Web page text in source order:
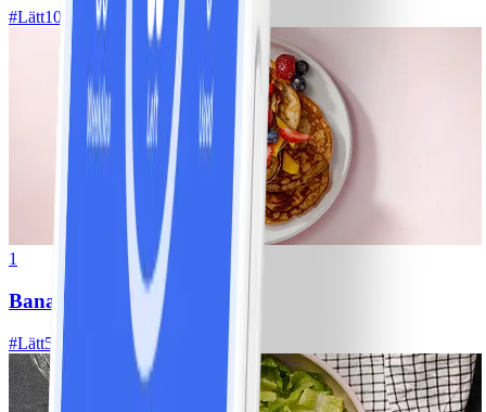
#Lätt10 MIN
1
Bananpannkakor
#Lätt5 MIN